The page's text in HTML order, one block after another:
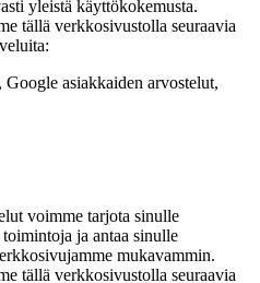
yleistä käyttökokemusta.
tällä verkkosivustolla seuraavia
asiakkaiden arvostelut,
voimme tarjota sinulle
ja antaa sinulle
mukavammin.
tällä verkkosivustolla seuraavia